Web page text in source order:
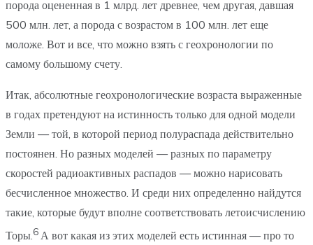
порода оцененная в 1 млрд. лет древнее, чем другая, давшая
500 млн. лет, а порода с возрастом в 100 млн. лет еще
моложе. Вот и все, что можно взять с геохронологии по
самому большому счету.
Итак, абсолютные геохронологические возраста выраженные
в годах претендуют на истинность только для одной модели
Земли — той, в которой период полураспада действительно
постоянен. Но разных моделей — разных по параметру
скоростей радиоактивных распадов — можно нарисовать
бесчисленное множество. И среди них определенно найдутся
такие, которые будут вполне соответствовать летоисчислению
Торы.6А вот какая из этих моделей есть истинная — про то